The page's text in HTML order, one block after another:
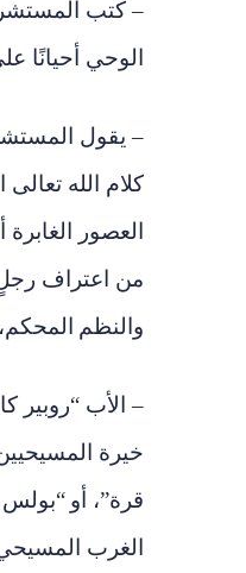
– كتب
الوحي أحيانًا
– يقول
كلام الله
العصور
من اعتراف رجلٍ
والنظم
– الأب “روبير
خيرة المسيحيين
قرة”، أو “بولس
الغرب